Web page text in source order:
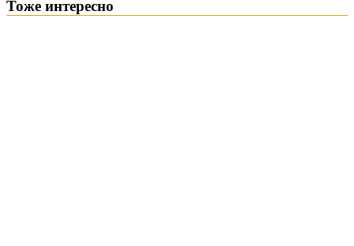
Тоже интересно